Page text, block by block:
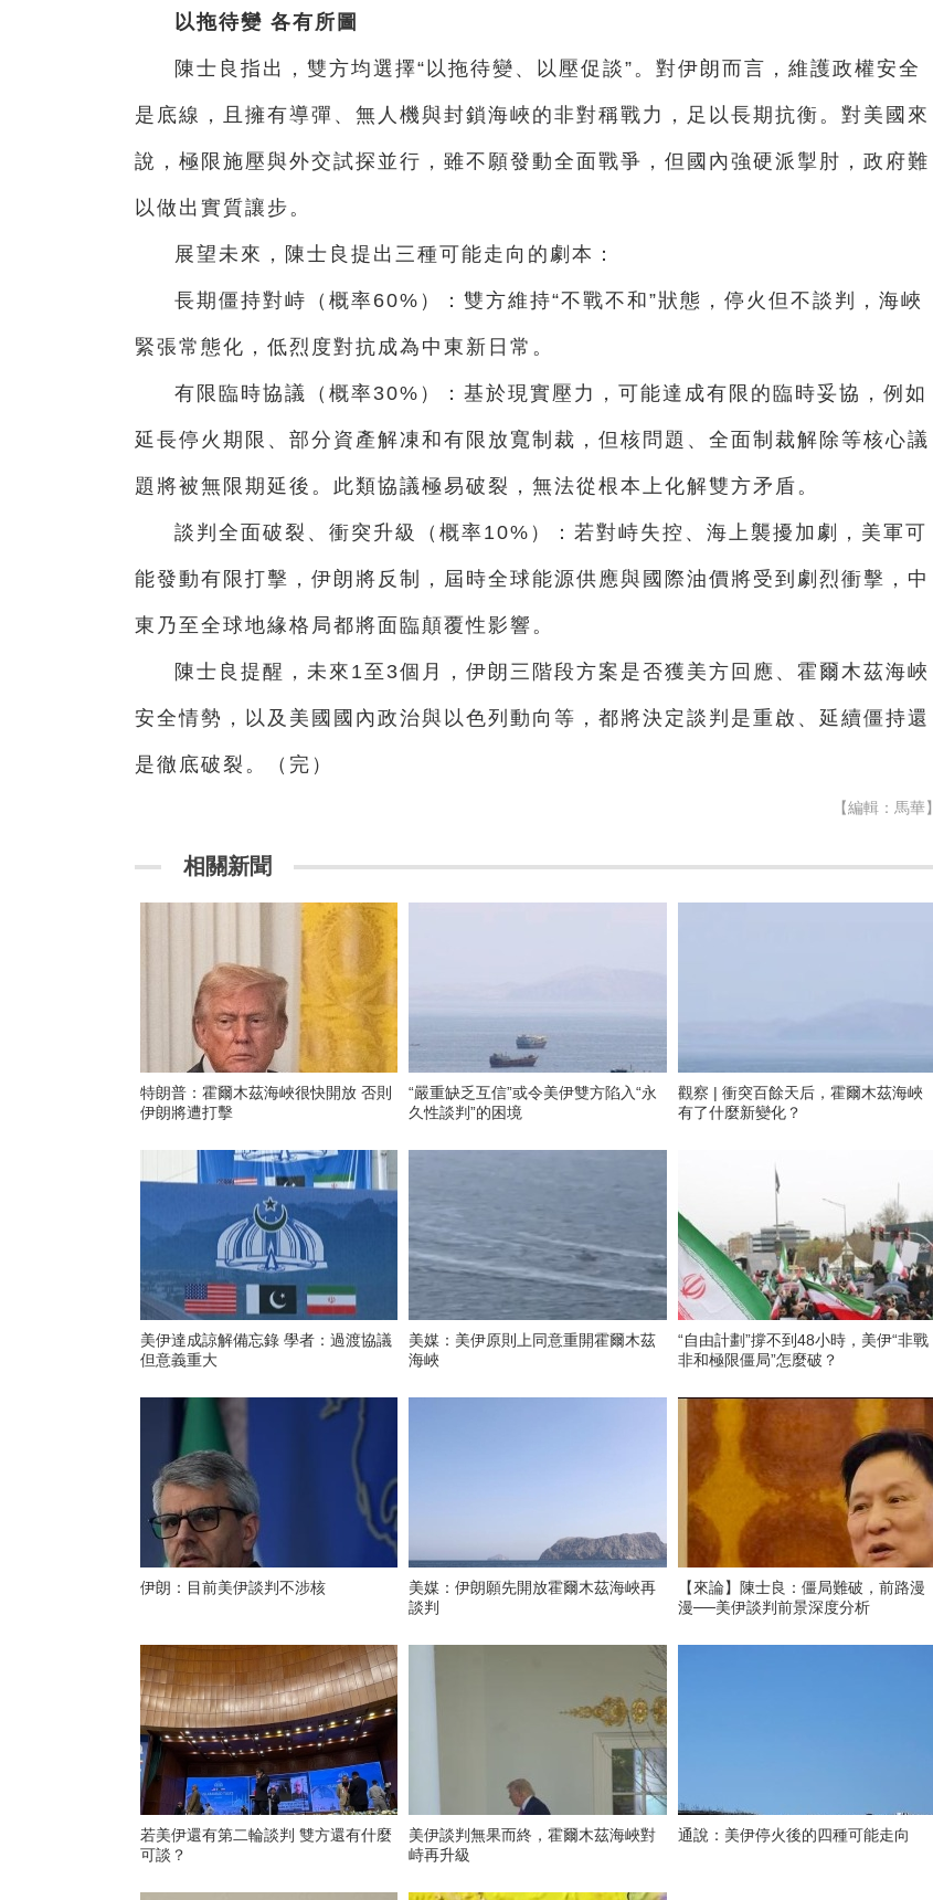
以拖待變 各有所圖
陳士良指出，雙方均選擇“以拖待變、以壓促談”。對伊朗而言，維護政權安全
是底線，且擁有導彈、無人機與封鎖海峽的非對稱戰力，足以長期抗衡。對美國來
說，極限施壓與外交試探並行，雖不願發動全面戰爭，但國內強硬派掣肘，政府難
以做出實質讓步。
展望未來，陳士良提出三種可能走向的劇本：
長期僵持對峙（概率60%）：雙方維持“不戰不和”狀態，停火但不談判，海峽
緊張常態化，低烈度對抗成為中東新日常。
有限臨時協議（概率30%）：基於現實壓力，可能達成有限的臨時妥協，例如
延長停火期限、部分資產解凍和有限放寬制裁，但核問題、全面制裁解除等核心議
題將被無限期延後。此類協議極易破裂，無法從根本上化解雙方矛盾。
談判全面破裂、衝突升級（概率10%）：若對峙失控、海上襲擾加劇，美軍可
能發動有限打擊，伊朗將反制，屆時全球能源供應與國際油價將受到劇烈衝擊，中
東乃至全球地緣格局都將面臨顛覆性影響。
陳士良提醒，未來1至3個月，伊朗三階段方案是否獲美方回應、霍爾木茲海峽
安全情勢，以及美國國內政治與以色列動向等，都將決定談判是重啟、延續僵持還
是徹底破裂。（完）
【編輯：馬華】
相關新聞
特朗普：霍爾木茲海峽很快開放 否則
伊朗將遭打擊
“嚴重缺乏互信”或令美伊雙方陷入“永
久性談判”的困境
觀察 | 衝突百餘天后，霍爾木茲海峽
有了什麼新變化？
美伊達成諒解備忘錄 學者：過渡協議
但意義重大
美媒：美伊原則上同意重開霍爾木茲
海峽
“自由計劃”撐不到48小時，美伊“非戰
非和極限僵局”怎麼破？
伊朗：目前美伊談判不涉核
美媒：伊朗願先開放霍爾木茲海峽再
談判
【來論】陳士良：僵局難破，前路漫
漫──美伊談判前景深度分析
若美伊還有第二輪談判 雙方還有什麼
可談？
美伊談判無果而終，霍爾木茲海峽對
峙再升級
通說：美伊停火後的四種可能走向